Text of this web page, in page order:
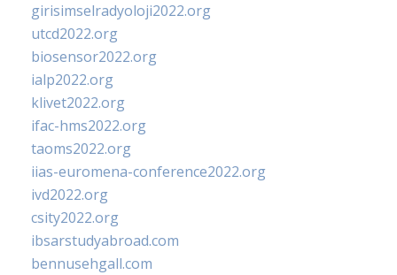
girisimselradyoloji2022.org
utcd2022.org
biosensor2022.org
ialp2022.org
klivet2022.org
ifac-hms2022.org
taoms2022.org
iias-euromena-conference2022.org
ivd2022.org
csity2022.org
ibsarstudyabroad.com
bennusehgall.com